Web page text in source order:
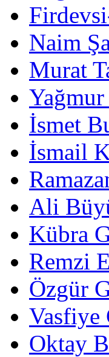
Naim
Murat
İsmet
İsmail
Ali
Kübra
Remzi
Özgür
Vasfiye
Oktay